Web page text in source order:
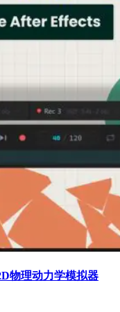
物理动力学模拟器